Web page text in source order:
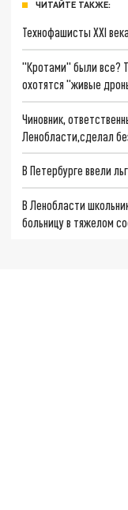
ЧИТАЙТЕ ТАКЖЕ:
Технофашисты XXI века
"Кротами" были все?
охотятся "живые
Чиновник,
Ленобласти,сделал
В Петербурге ввели
В Ленобласти
больницу в тяжелом